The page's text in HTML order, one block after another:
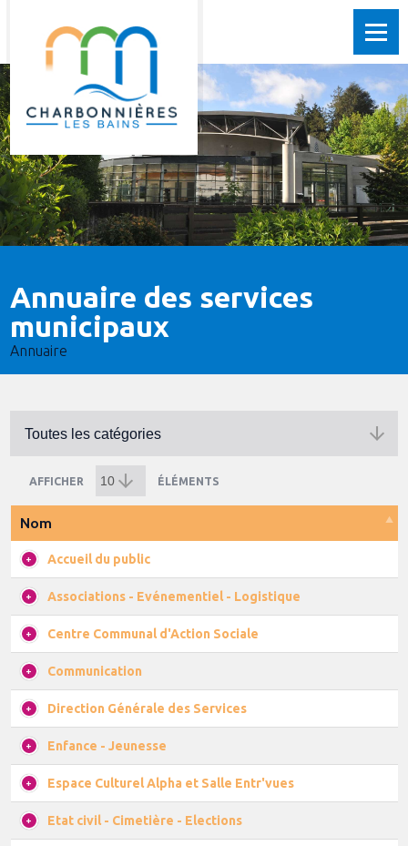
Annuaire des services
municipaux
Annuaire
AFFICHER ÉLÉMENTS
Nom
Accueil du public
Associations - Evénementiel - Logistique
Centre Communal d'Action Sociale
Communication
Direction Générale des Services
Enfance - Jeunesse
Espace Culturel Alpha et Salle Entr'vues
Etat civil - Cimetière - Elections